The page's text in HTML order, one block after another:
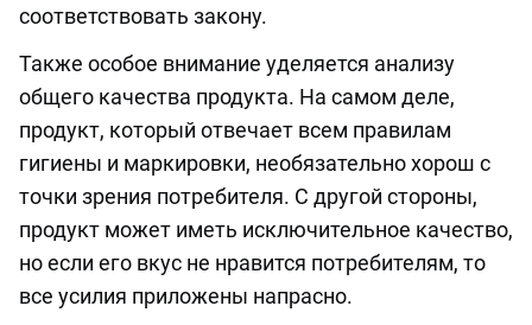
соответствовать закону.
Также особое внимание уделяется анализу
общего качества продукта. На самом деле,
продукт, который отвечает всем правилам
гигиены и маркировки, необязательно хорош с
точки зрения потребителя. С другой стороны,
продукт может иметь исключительное качество,
но если его вкус не нравится потребителям, то
все усилия приложены напрасно.